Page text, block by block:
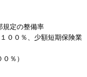
規定の整備率
００％、少額短期保険業
０％）